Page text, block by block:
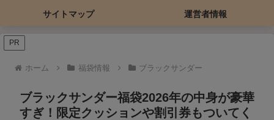
サイトマップ 運営者情報
PR
ホーム 福袋情報 ブラックサンダー
ブラックサンダー福袋2026年の中身が豪華
すぎ！限定クッションや割引券もついてく